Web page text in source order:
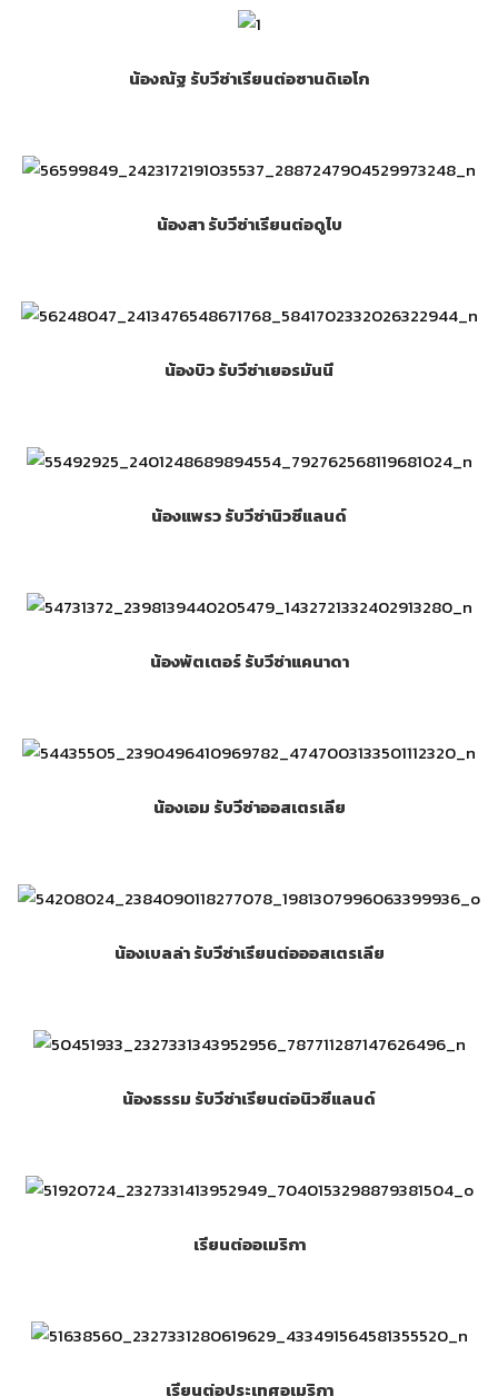
น้องณัฐ รับวีซ่าเรียนต่อซานดิเอโก
น้องสา รับวีซ่าเรียนต่อดูไบ
น้องบิว รับวีซ่าเยอรมันนี
น้องแพรว รับวีซ่านิวซีแลนด์
น้องพัตเตอร์ รับวีซ่าแคนาดา
น้องเอม รับวีซ่าออสเตรเลีย
น้องเบลล่า รับวีซ่าเรียนต่อออสเตรเลีย
น้องธรรม รับวีซ่าเรียนต่อนิวซีแลนด์
เรียนต่ออเมริกา
เรียนต่อประเทศอเมริกา